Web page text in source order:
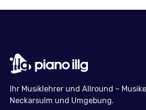
Ihr Musiklehrer und Allround –
Neckarsulm und Umgebung.